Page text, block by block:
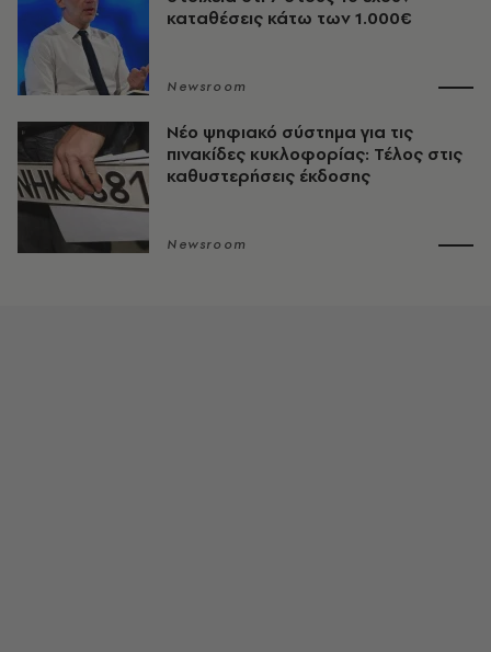
καταθέσεις κάτω των 1.000€
Newsroom
Νέο ψηφιακό σύστημα για τις
πινακίδες κυκλοφορίας: Τέλος στις
καθυστερήσεις έκδοσης
Newsroom